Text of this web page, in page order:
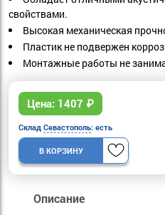
свойствами.
Высокая механическая
Пластик не подвержен
Монтажные работы не
Цена: 1407 ₽
Склад Севастополь: есть
В КОРЗИНУ
Описание